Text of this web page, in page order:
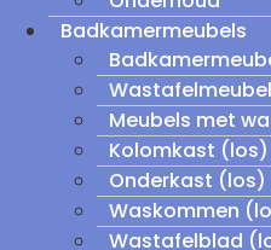
Badkamermeubels
Meubels met
Kolomkast (los)
Onderkast (los)
Waskommen
Wastafelblad